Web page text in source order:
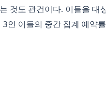
것도 관건이다. 이들을 대
인 이들의 중간 집계 예약률